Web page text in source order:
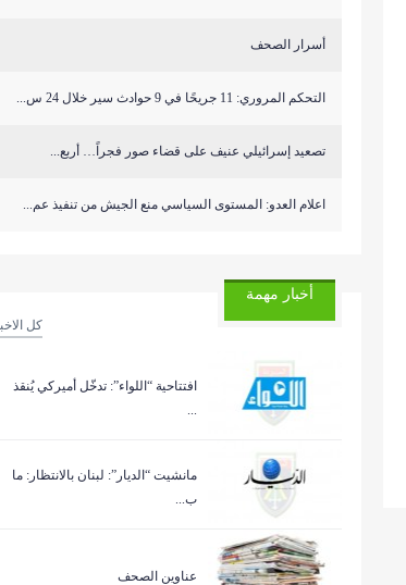
أسرار الصحف
التحكم المروري: 11 جريحًا في 9 حوادث سير خلال 24 س...
تصعيد إسرائيلي عنيف على قضاء صور فجراً… أربع...
اعلام العدو: المستوى السياسي منع الجيش من تنفيذ عم...
أخبار مهمة
كل
افتتاحية “اللواء”: تدخّل أميركي يُنقذ
...
مانشيت “الديار”: لبنان بالانتظار: ما
ب...
عناوين الصحف